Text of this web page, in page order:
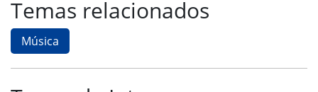
Temas relacionados
Música